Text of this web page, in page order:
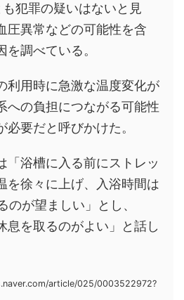
犯罪の疑いはないと見
圧異常などの可能性を含
調べている。
利用時に急激な温度変化が
への負担につながる可能性
要だと呼びかけた。
「浴槽に入る前にストレッ
を徐々に上げ、入浴時間は
のが望ましい」とし、
息を取るのがよい」と話し
article/025/0003522972?